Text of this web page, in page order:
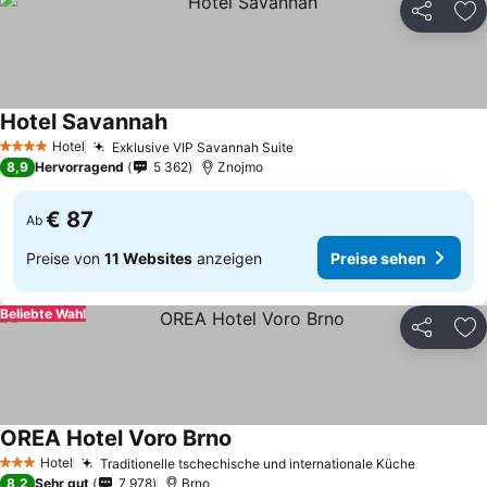
Teilen
4 Sterne Hotel Exklusive VIP Savannah Suite
Hotel Savannah
8,9 Hervorragend 5 362 Znojmo
Ab € 87
Preise von 11 Websites anzeigen Preise sehen
Teilen
Beliebte Wahl
3 SterneHotel Traditionelle tschechische und internationale Küche
OREA Hotel Voro Brno
8,2 Sehr gut 7 978 Brno